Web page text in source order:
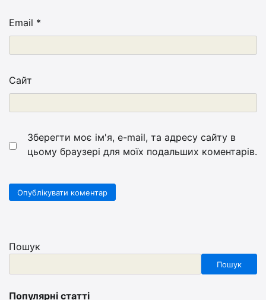
Email *
Сайт
Зберегти моє ім'я, e-mail, та адресу сайту в
цьому браузері для моїх подальших коментарів.
Пошук
Пошук
Популярні статті